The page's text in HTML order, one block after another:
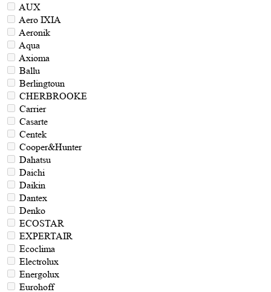
AUX
Aero IXIA
Aeronik
Aqua
Axioma
Ballu
Berlingtoun
CHERBROOKE
Carrier
Casarte
Centek
Cooper&Hunter
Dahatsu
Daichi
Daikin
Dantex
Denko
ECOSTAR
EXPERTAIR
Ecoclima
Electrolux
Energolux
Eurohoff